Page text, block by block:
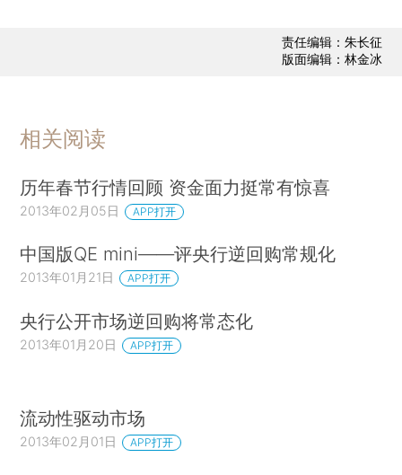
责任编辑：朱长征
版面编辑：林金冰
相关阅读
历年春节行情回顾 资金面力挺常有惊喜
2013年02月05日 APP打开
中国版QE mini——评央行逆回购常规化
2013年01月21日 APP打开
央行公开市场逆回购将常态化
2013年01月20日 APP打开
流动性驱动市场
2013年02月01日 APP打开